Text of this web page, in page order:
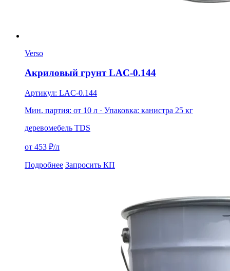
Verso
Акриловый грунт LAC-0.144
Артикул: LAC-0.144
Мин. партия: от 10 л · Упаковка: канистра 25 кг
деревомебель TDS
от 453 ₽/л
Подробнее Запросить КП